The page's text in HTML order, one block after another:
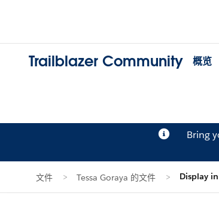
Trailblazer Community 概览
Bring
文件 Tessa Goraya 的文件 Display